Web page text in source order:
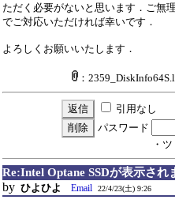
ただく必要がないと思います．ご無
でご対応いただければ幸いです．
よろしくお願いいたします．
：
引用なし
パスワード
・
Re:Intel Optane SSDが表示され
by ひよひよ Email 22/4/23(土) 9:26